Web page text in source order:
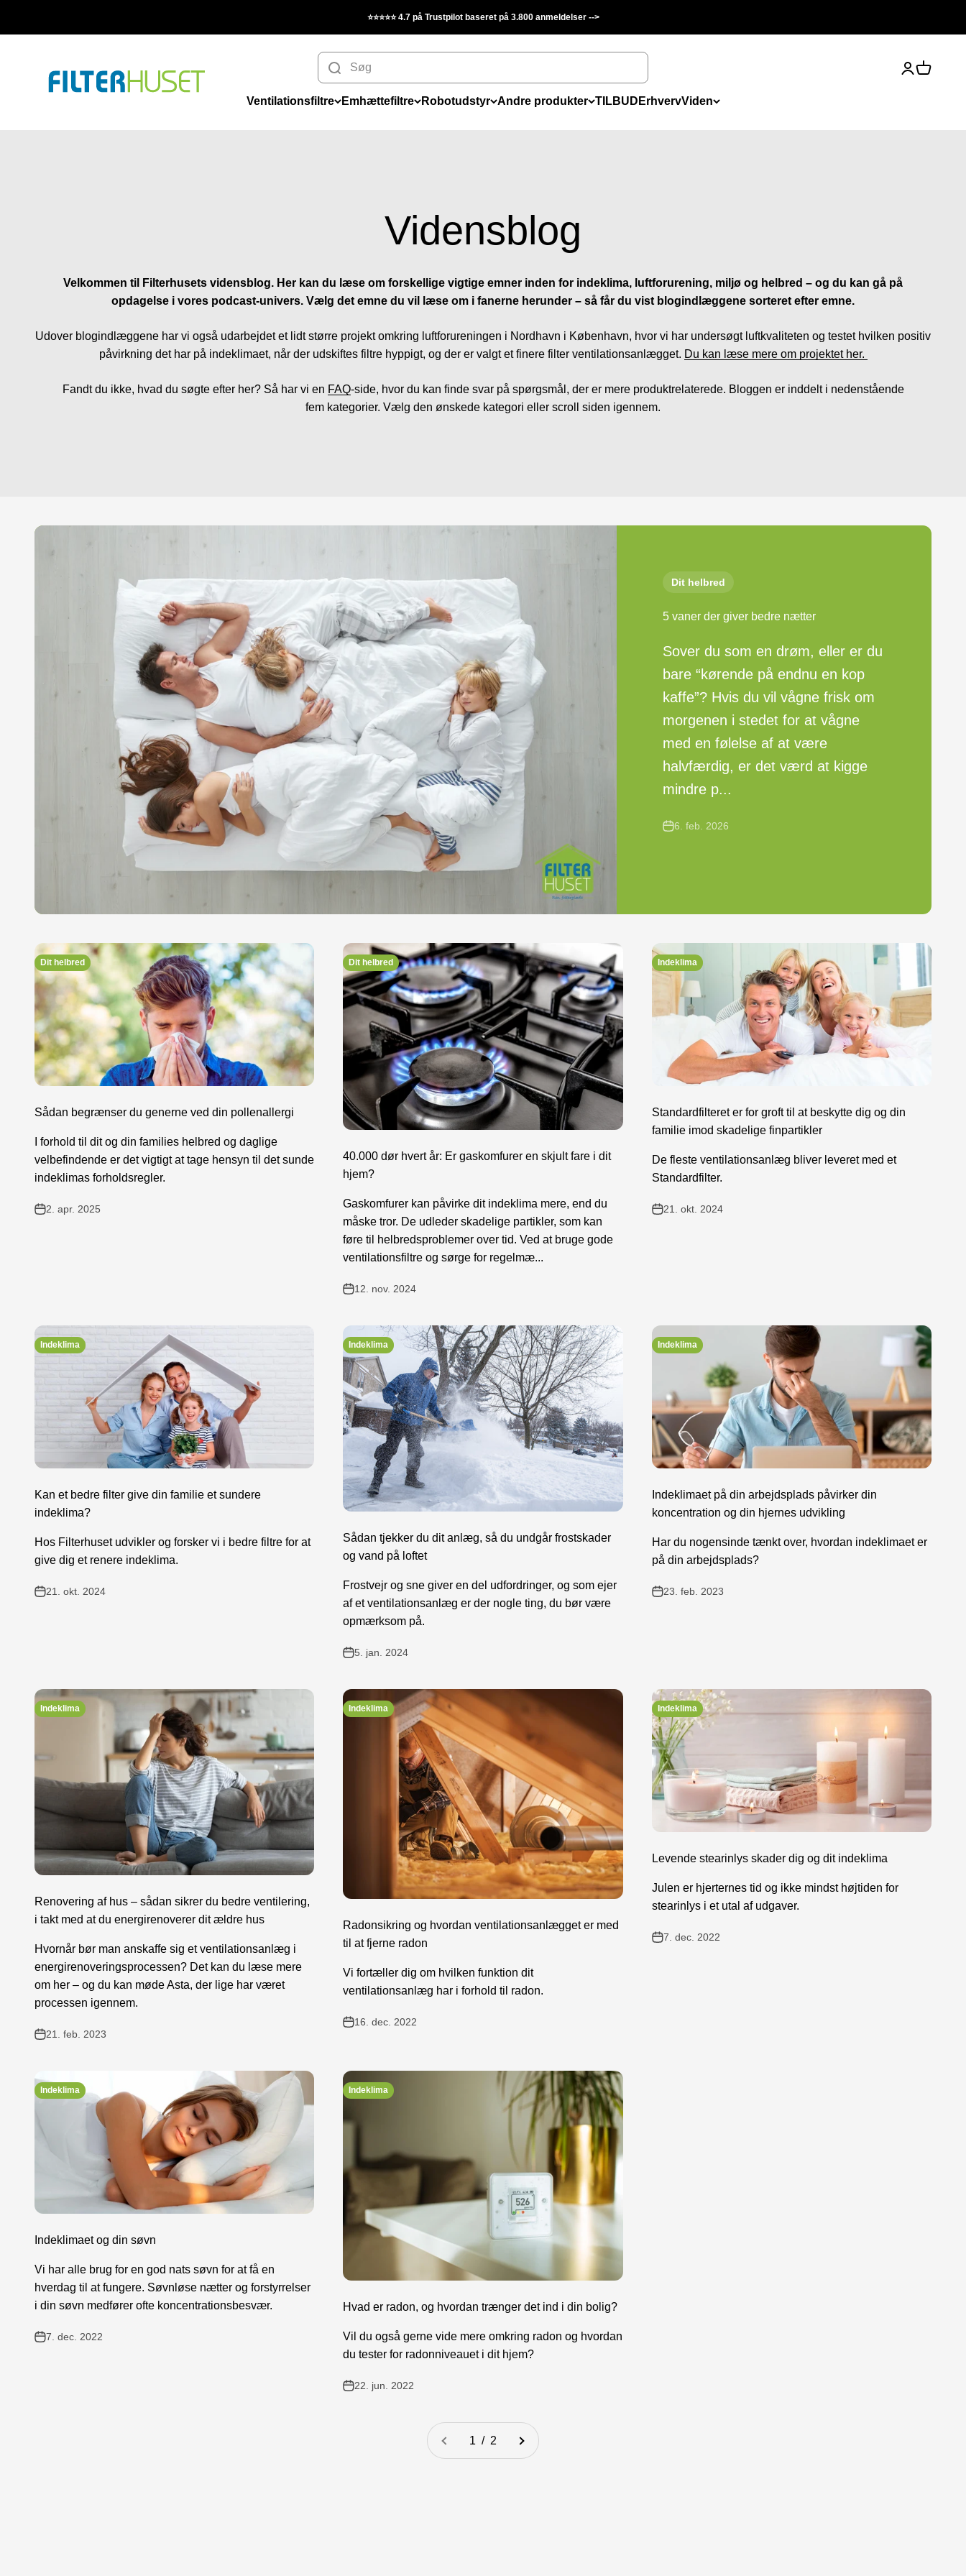
⭐⭐⭐⭐⭐ 4.7 på Trustpilot baseret på 3.800 anmeldelser -->
Ventilationsfiltre Emhættefiltre Robotudstyr Andre produkter TILBUD ErhvervViden
ÅbnÅbn
Vidensblog
Velkommen til Filterhusets vidensblog. Her kan du læse om forskellige vigtige emner inden for indeklima, luftforurening, miljø og helbred – og du kan gå på
opdagelse i vores podcast-univers. Vælg det emne du vil læse om i fanerne herunder – så får du vist blogindlæggene sorteret efter emne.
Udover blogindlæggene har vi også udarbejdet et lidt større projekt omkring luftforureningen i Nordhavn i København, hvor vi har undersøgt luftkvaliteten og testet hvilken positiv
påvirkning det har på indeklimaet, når der udskiftes filtre hyppigt, og der er valgt et finere filter ventilationsanlægget. Du kan læse mere om projektet her.
Fandt du ikke, hvad du søgte efter her? Så har vi en FAQ-side, hvor du kan finde svar på spørgsmål, der er mere produktrelaterede. Bloggen er inddelt i nedenstående
fem kategorier. Vælg den ønskede kategori eller scroll siden igennem.
Dit helbred
5 vaner der giver bedre nætter
Sover du som en drøm, eller er du
bare “kørende på endnu en kop
kaffe”? Hvis du vil vågne frisk om
morgenen i stedet for at vågne
med en følelse af at være
halvfærdig, er det værd at kigge
mindre p...
6. feb. 2026
Dit helbred
Sådan begrænser du generne ved din pollenallergi
I forhold til dit og din families helbred og daglige
velbefindende er det vigtigt at tage hensyn til det sunde
indeklimas forholdsregler.
2. apr. 2025
Dit helbred
40.000 dør hvert år: Er gaskomfurer en skjult fare i dit
hjem?
Gaskomfurer kan påvirke dit indeklima mere, end du
måske tror. De udleder skadelige partikler, som kan
føre til helbredsproblemer over tid. Ved at bruge gode
ventilationsfiltre og sørge for regelmæ...
12. nov. 2024
Indeklima
Standardfilteret er for groft til at beskytte dig og din
familie imod skadelige finpartikler
De fleste ventilationsanlæg bliver leveret med et
Standardfilter.
21. okt. 2024
Indeklima
Kan et bedre filter give din familie et sundere
indeklima?
Hos Filterhuset udvikler og forsker vi i bedre filtre for at
give dig et renere indeklima.
21. okt. 2024
Indeklima
Sådan tjekker du dit anlæg, så du undgår frostskader
og vand på loftet
Frostvejr og sne giver en del udfordringer, og som ejer
af et ventilationsanlæg er der nogle ting, du bør være
opmærksom på.
5. jan. 2024
Indeklima
Indeklimaet på din arbejdsplads påvirker din
koncentration og din hjernes udvikling
Har du nogensinde tænkt over, hvordan indeklimaet er
på din arbejdsplads?
23. feb. 2023
Indeklima
Renovering af hus – sådan sikrer du bedre ventilering,
i takt med at du energirenoverer dit ældre hus
Hvornår bør man anskaffe sig et ventilationsanlæg i
energirenoveringsprocessen? Det kan du læse mere
om her – og du kan møde Asta, der lige har været
processen igennem.
21. feb. 2023
Indeklima
Radonsikring og hvordan ventilationsanlægget er med
til at fjerne radon
Vi fortæller dig om hvilken funktion dit
ventilationsanlæg har i forhold til radon.
16. dec. 2022
Indeklima
Levende stearinlys skader dig og dit indeklima
Julen er hjerternes tid og ikke mindst højtiden for
stearinlys i et utal af udgaver.
7. dec. 2022
Indeklima
Indeklimaet og din søvn
Vi har alle brug for en god nats søvn for at få en
hverdag til at fungere. Søvnløse nætter og forstyrrelser
i din søvn medfører ofte koncentrationsbesvær.
7. dec. 2022
Indeklima
Hvad er radon, og hvordan trænger det ind i din bolig?
Vil du også gerne vide mere omkring radon og hvordan
du tester for radonniveauet i dit hjem?
22. jun. 2022
1 / 2